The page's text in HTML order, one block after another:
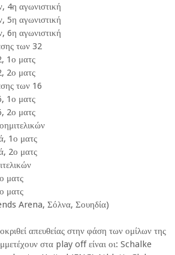
αγωνιστική
αγωνιστική
αγωνιστική
των 32
1ο ματς
2ο ματς
των 16
1ο ματς
2ο ματς
1ο ματς
2ο ματς
ματς
ματς
Arena, Σόλνα, Σουηδία)
απευθείας στην φάση των ομίλων της
στα play off είναι οι: Schalke